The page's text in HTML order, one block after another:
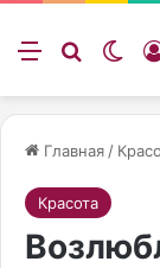
Меню Искать
Главная /
Красота